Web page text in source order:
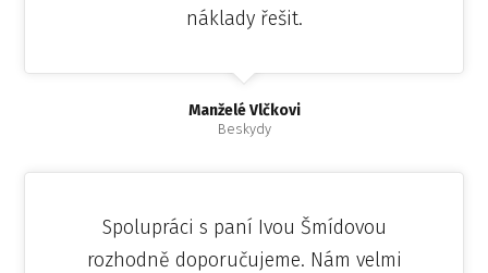
náklady řešit.
Manželé Vlčkovi
Beskydy
Spolupráci s paní Ivou Šmídovou
rozhodně doporučujeme. Nám velmi